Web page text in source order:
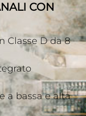
CON
Classe D da 8
a bassa e alta